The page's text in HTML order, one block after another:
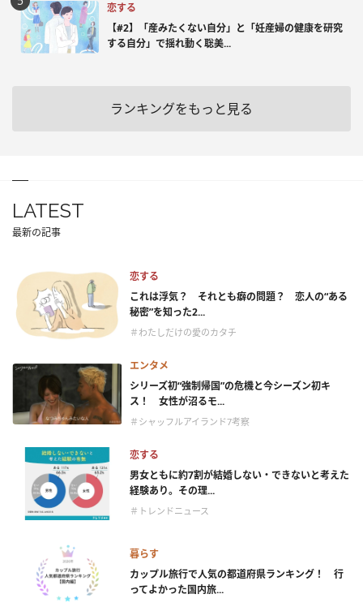
恋する
【#2】「産みたくない自分」と「妊産婦の健康を研究
する自分」で揺れ動く聡美...
ランキングをもっと見る
LATEST
最新の記事
恋する
これは浮気？ それとも癖の問題？ 恋人の“ある
秘密”を知った2...
＃わたしだけの愛のカタチ
エンタメ
シリーズ初“強制帰国”の危機と今シーズン初キ
ス！ 女性が沼るモ...
＃シャッフルアイランド7考察
恋する
男女ともに約7割が結婚しない・できないと考えた
経験あり。その理...
＃トレンドニュース
暮らす
カップル旅行で人気の都道府県ランキング！ 行
ってよかった国内旅...